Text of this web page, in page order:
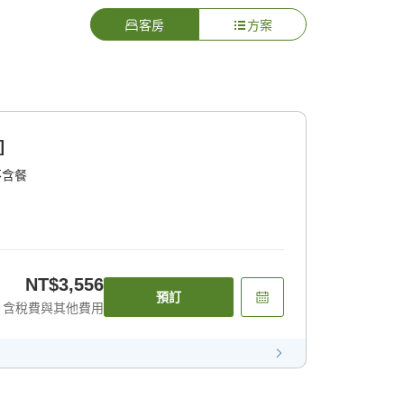
客房 方案
餐
NT$3,556
含稅費與其他費用
預訂